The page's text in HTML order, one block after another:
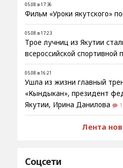
05.08 в 17:36
Фильм «Уроки якутского»
05.08 в 17:23
Трое лучниц из Якутии
всероссийской спортивной
05.08 в 16:21
Ушла из жизни главный
«Кындыкан», президент
Якутии, Ирина Данилова
1
Лента
Соцсети